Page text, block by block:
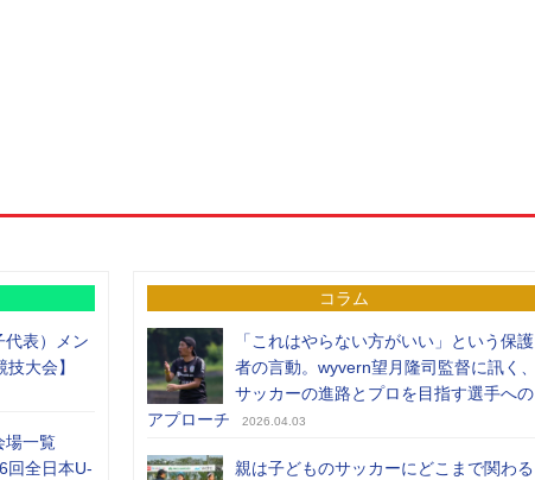
代表）メン
大会】
場一覧
回全日本U-
コラム
「これはやらない方がいい」という保護
者の言動。wyvern望月隆司監督に訊く、
サッカーの進路とプロを目指す選手への
アプローチ
2026.04.03
親は子どものサッカーにどこまで関わる